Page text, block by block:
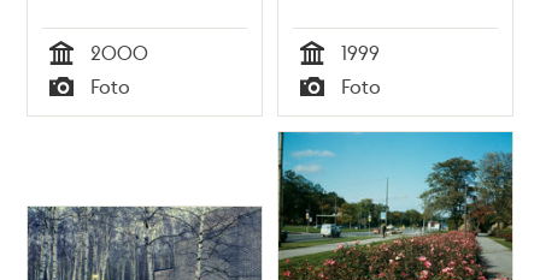
Tid
2000
Typ
Foto Tid
1999
Typ
Foto